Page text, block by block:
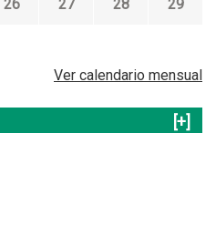
26 27 28 29
Ver calendario mensual
[+]